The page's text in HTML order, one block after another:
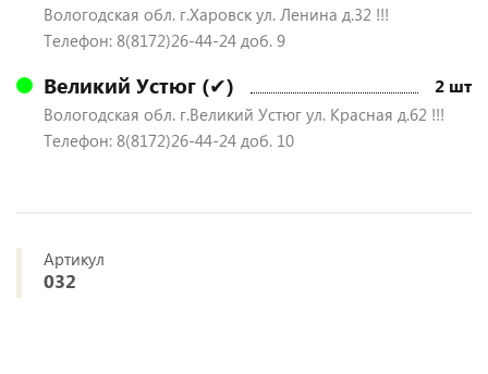
Вологодская обл. г.Харовск ул. Ленина д.32 !!!
Телефон: 8(8172)26-44-24 доб. 9
Великий Устюг (✔) 2 шт
Вологодская обл. г.Великий Устюг ул. Красная д.62 !!!
Телефон: 8(8172)26-44-24 доб. 10
Артикул
032